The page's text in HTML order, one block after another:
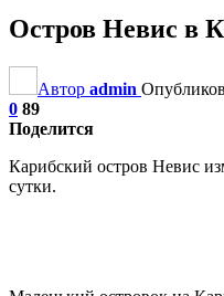
Остров Невис в
Автор admin
0 89
Поделится
Карибский остров Невис
сутки.